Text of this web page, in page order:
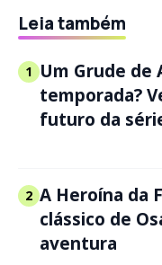
Leia também
1 Um Grude de
temporada?
futuro da
2 A Heroína da
clássico de
aventura